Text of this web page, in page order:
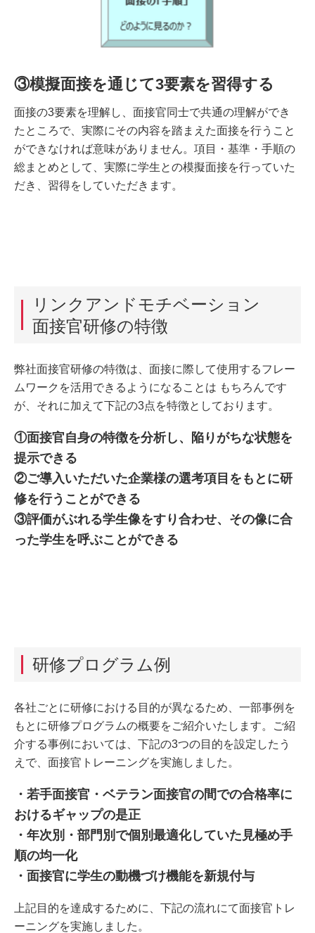
③模擬面接を通じて3要素を習得する
面接の3要素を理解し、面接官同士で共通の理解ができ
たところで、実際にその内容を踏まえた面接を行うこと
ができなければ意味がありません。項目・基準・手順の
総まとめとして、実際に学生との模擬面接を行っていた
だき、習得をしていただきます。
リンクアンドモチベーション
面接官研修の特徴
弊社面接官研修の特徴は、面接に際して使用するフレー
ムワークを活用できるようになることは もちろんです
が、それに加えて下記の3点を特徴としております。
①面接官自身の特徴を分析し、陥りがちな状態を
提示できる
②ご導入いただいた企業様の選考項目をもとに研
修を行うことができる
③評価がぶれる学生像をすり合わせ、その像に合
った学生を呼ぶことができる
研修プログラム例
各社ごとに研修における目的が異なるため、一部事例を
もとに研修プログラムの概要をご紹介いたします。ご紹
介する事例においては、下記の3つの目的を設定したう
えで、面接官トレーニングを実施しました。
・若手面接官・ベテラン面接官の間での合格率に
おけるギャップの是正
・年次別・部門別で個別最適化していた見極め手
順の均一化
・面接官に学生の動機づけ機能を新規付与
上記目的を達成するために、下記の流れにて面接官トレ
ーニングを実施しました。